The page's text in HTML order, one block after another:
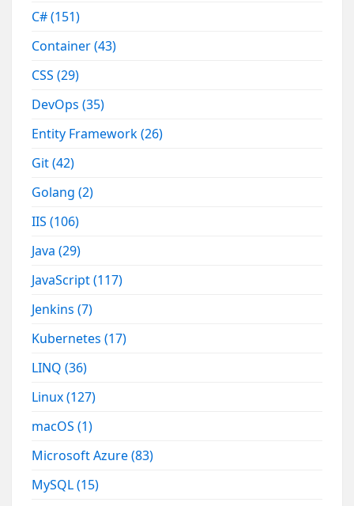
C#(151)
Container(43)
CSS(29)
DevOps(35)
Entity Framework(26)
Git(42)
Golang(2)
IIS(106)
Java(29)
JavaScript(117)
Jenkins(7)
Kubernetes(17)
LINQ(36)
Linux(127)
macOS(1)
Microsoft Azure(83)
MySQL(15)